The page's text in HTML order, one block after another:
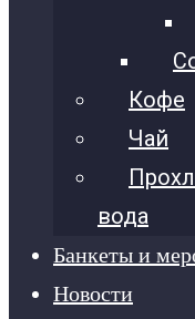
Кофе
Чай
вода
Банкеты и
Новости